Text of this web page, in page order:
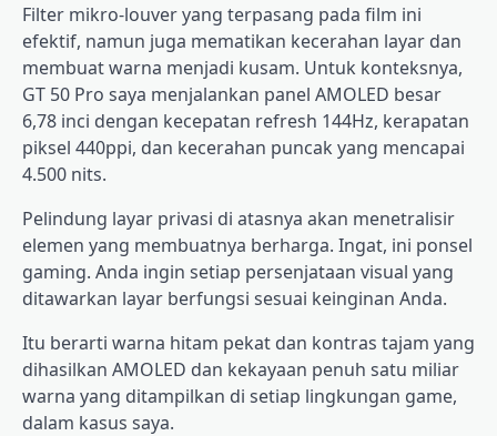
Filter mikro-louver yang terpasang pada film ini
efektif, namun juga mematikan kecerahan layar dan
membuat warna menjadi kusam. Untuk konteksnya,
GT 50 Pro saya menjalankan panel AMOLED besar
6,78 inci dengan kecepatan refresh 144Hz, kerapatan
piksel 440ppi, dan kecerahan puncak yang mencapai
4.500 nits.
Pelindung layar privasi di atasnya akan menetralisir
elemen yang membuatnya berharga. Ingat, ini ponsel
gaming. Anda ingin setiap persenjataan visual yang
ditawarkan layar berfungsi sesuai keinginan Anda.
Itu berarti warna hitam pekat dan kontras tajam yang
dihasilkan AMOLED dan kekayaan penuh satu miliar
warna yang ditampilkan di setiap lingkungan game,
dalam kasus saya.